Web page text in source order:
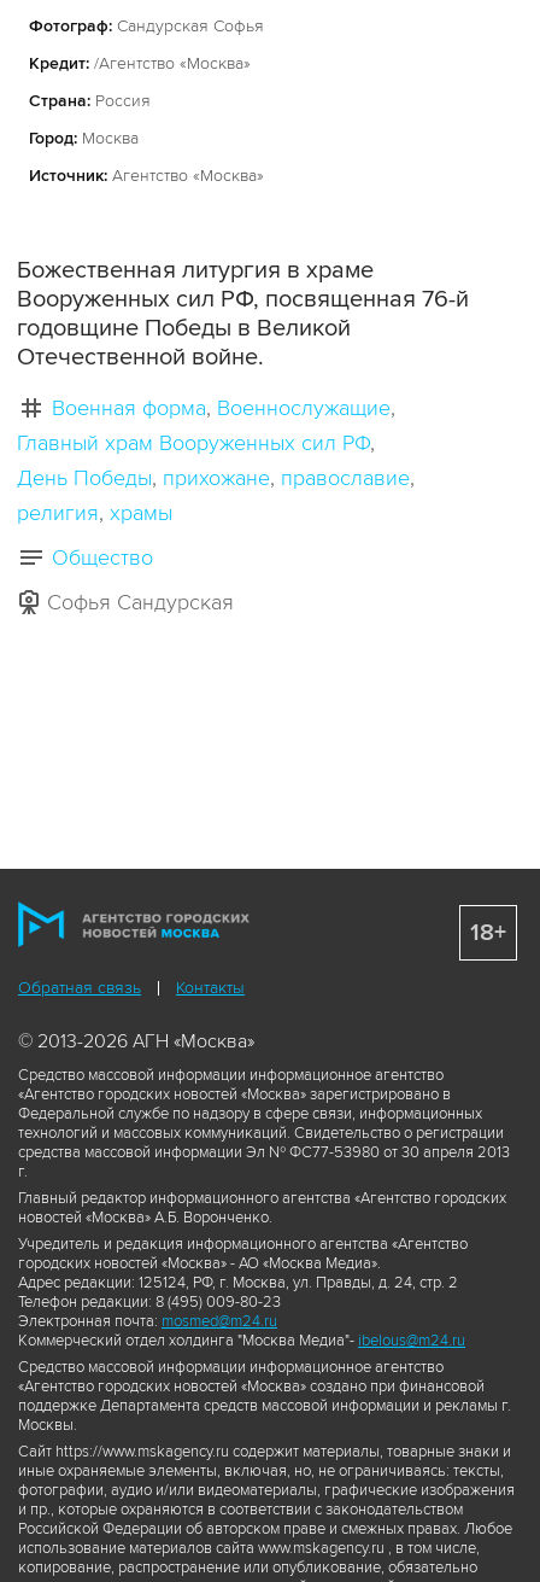
Фотограф: Сандурская Софья
Кредит: /Агентство «Москва»
Страна: Россия
Город: Москва
Источник: Агентство «Москва»
Божественная литургия в храме
Вооруженных сил РФ, посвященная 76-й
годовщине Победы в Великой
Отечественной войне.
Военная форма Военнослужащие
Главный храм Вооруженных сил РФ
День Победы прихожане православие
религия храмы
Общество
Софья Сандурская
Обратная связь Контакты
© 2013-2026 АГН «Москва»
Средство массовой информации информационное агентство
«Агентство городских новостей «Москва» зарегистрировано в
Федеральной службе по надзору в сфере связи, информационных
технологий и массовых коммуникаций. Свидетельство о регистрации
средства массовой информации Эл № ФС77-53980 от 30 апреля 2013
г.
Главный редактор информационного агентства «Агентство городских
новостей «Москва» А.Б. Воронченко.
Учредитель и редакция информационного агентства «Агентство
городских новостей «Москва» - АО «Москва Медиа».
Адрес редакции: 125124, РФ, г. Москва, ул. Правды, д. 24, стр. 2
Телефон редакции: 8 (495) 009-80-23
Электронная почта: mosmed@m24.ru
Коммерческий отдел холдинга "Москва Медиа"- ibelous@m24.ru
Средство массовой информации информационное агентство
«Агентство городских новостей «Москва» создано при финансовой
поддержке Департамента средств массовой информации и рекламы г.
Москвы.
Сайт https://www.mskagency.ru содержит материалы, товарные знаки и
иные охраняемые элементы, включая, но, не ограничиваясь: тексты,
фотографии, аудио и/или видеоматериалы, графические изображения
и пр., которые охраняются в соответствии с законодательством
Российской Федерации об авторском праве и смежных правах. Любое
использование материалов сайта www.mskagency.ru , в том числе,
копирование, распространение или опубликование, обязательно
18+